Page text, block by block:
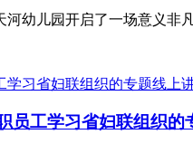
幼儿园开启了一场意义非
员工学习省妇联组织的